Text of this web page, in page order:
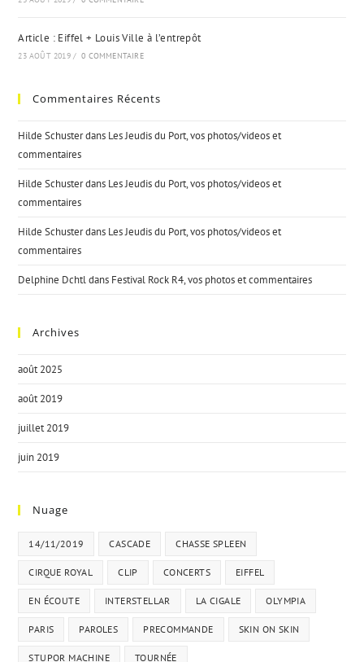
Article : Eiffel + Louis Ville à l’entrepôt
23 AOÛT 2019 / 0 COMMENTAIRE
Commentaires Récents
Hilde Schusterdans Les Jeudis du Port, vos photos/videos et
commentaires
Hilde Schusterdans Les Jeudis du Port, vos photos/videos et
commentaires
Hilde Schusterdans Les Jeudis du Port, vos photos/videos et
commentaires
Delphine Dchtldans Festival Rock R4, vos photos et commentaires
Archives
août 2025
août 2019
juillet 2019
juin 2019
Nuage
14/11/2019 CASCADE CHASSE SPLEEN
CIRQUE ROYAL CLIP CONCERTS EIFFEL
EN ÉCOUTE INTERSTELLAR LA CIGALE OLYMPIA
PARIS PAROLES PRECOMMANDE SKIN ON SKIN
STUPOR MACHINE TOURNÉE